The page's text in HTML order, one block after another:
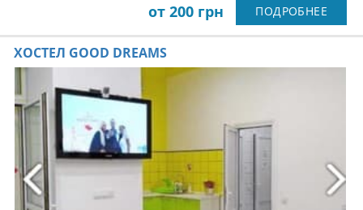
от 200 грн ПОДРОБНЕЕ
ХОСТЕЛ GOOD DREAMS